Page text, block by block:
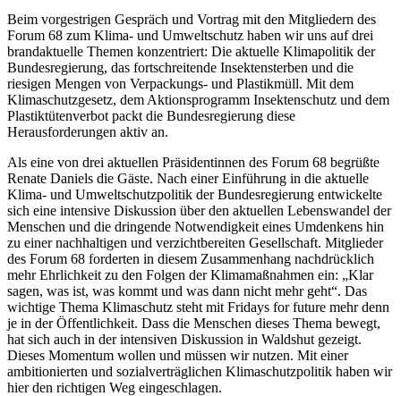
Beim vorgestrigen Gespräch und Vortrag mit den Mitgliedern des
Forum 68 zum Klima- und Umweltschutz haben wir uns auf drei
brandaktuelle Themen konzentriert: Die aktuelle Klimapolitik der
Bundesregierung, das fortschreitende Insektensterben und die
riesigen Mengen von Verpackungs- und Plastikmüll. Mit dem
Klimaschutzgesetz, dem Aktionsprogramm Insektenschutz und dem
Plastiktütenverbot packt die Bundesregierung diese
Herausforderungen aktiv an.
Als eine von drei aktuellen Präsidentinnen des Forum 68 begrüßte
Renate Daniels die Gäste. Nach einer Einführung in die aktuelle
Klima- und Umweltschutzpolitik der Bundesregierung entwickelte
sich eine intensive Diskussion über den aktuellen Lebenswandel der
Menschen und die dringende Notwendigkeit eines Umdenkens hin
zu einer nachhaltigen und verzichtbereiten Gesellschaft. Mitglieder
des Forum 68 forderten in diesem Zusammenhang nachdrücklich
mehr Ehrlichkeit zu den Folgen der Klimamaßnahmen ein: „Klar
sagen, was ist, was kommt und was dann nicht mehr geht“. Das
wichtige Thema Klimaschutz steht mit Fridays for future mehr denn
je in der Öffentlichkeit. Dass die Menschen dieses Thema bewegt,
hat sich auch in der intensiven Diskussion in Waldshut gezeigt.
Dieses Momentum wollen und müssen wir nutzen. Mit einer
ambitionierten und sozialverträglichen Klimaschutzpolitik haben wir
hier den richtigen Weg eingeschlagen.